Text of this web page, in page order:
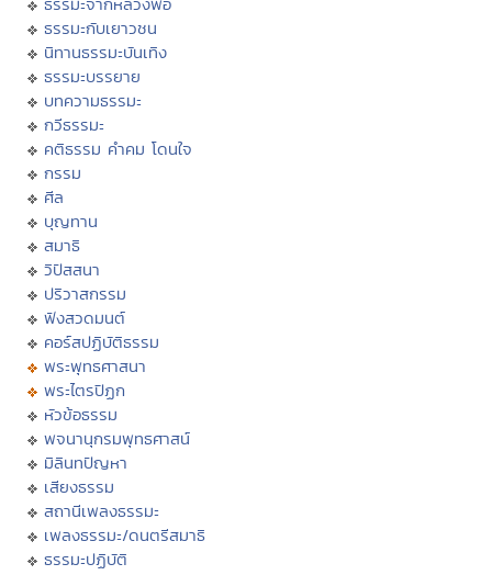
ธรรมะกับเยาวชน
นิทานธรรมะบันเทิง
ธรรมะบรรยาย
บทความธรรมะ
กวีธรรมะ
คติธรรม คำคม โดนใจ
กรรม
ศีล
บุญทาน
สมาธิ
วิปัสสนา
ปริวาสกรรม
ฟังสวดมนต์
คอร์สปฏิบัติธรรม
พระพุทธศาสนา
พระไตรปิฏก
หัวข้อธรรม
พจนานุกรมพุทธศาสน์
มิลินทปัญหา
เสียงธรรม
สถานีเพลงธรรมะ
เพลงธรรมะ/ดนตรีสมาธิ
ธรรมะปฏิบัติ